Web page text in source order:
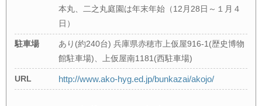
本丸、二之丸庭園は年末年始（12月28日～１月４
日）
駐車場
あり(約240台) 兵庫県赤穂市上仮屋916-1(歴史博物
館駐車場)、上仮屋南1181(西駐車場)
URL http://www.ako-hyg.ed.jp/bunkazai/akojo/